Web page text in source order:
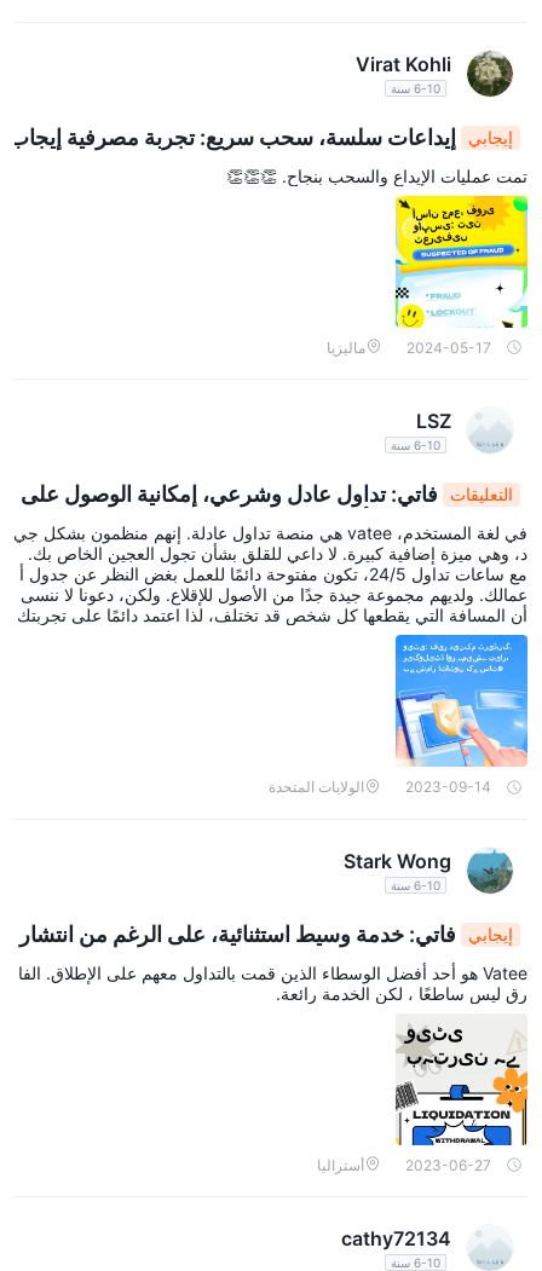
Virat Kohli
6-10 سنة
إيجابي
إيداعات سلسة، سحب سريع: تجربة مصرفية إيجاب
تمت عمليات الإيداع والسحب بنجاح. 👏👏👏
2024-05-17 ماليزيا
LSZ
6-10 سنة
التعليقات
فاتي: تداول عادل وشرعي، إمكانية الوصول على
مدار 24/5، ثراء الأصول - قد تختلف النتائج
في لغة المستخدم، vatee هي منصة تداول عادلة. إنهم منظمون بشكل جي
د، وهي ميزة إضافية كبيرة. لا داعي للقلق بشأن تجول العجين الخاص بك.
مع ساعات تداول 24/5، تكون مفتوحة دائمًا للعمل بغض النظر عن جدول أ
عمالك. ولديهم مجموعة جيدة جدًا من الأصول للإقلاع. ولكن، دعونا لا ننسى
أن المسافة التي يقطعها كل شخص قد تختلف، لذا اعتمد دائمًا على تجربتك
الشخصية يا صديقي.
2023-09-14 الولايات المتحدة
Stark Wong
6-10 سنة
إيجابي
فاتي: خدمة وسيط استثنائية، على الرغم من انتشار
ات معتدلةVatee هو أحد أفضل الوسطاء الذين قمت بالتداول معهم على الإطلاق. الفا
رق ليس ساطعًا ، لكن الخدمة رائعة.
2023-06-27 أستراليا
cathy72134
6-10 سنة